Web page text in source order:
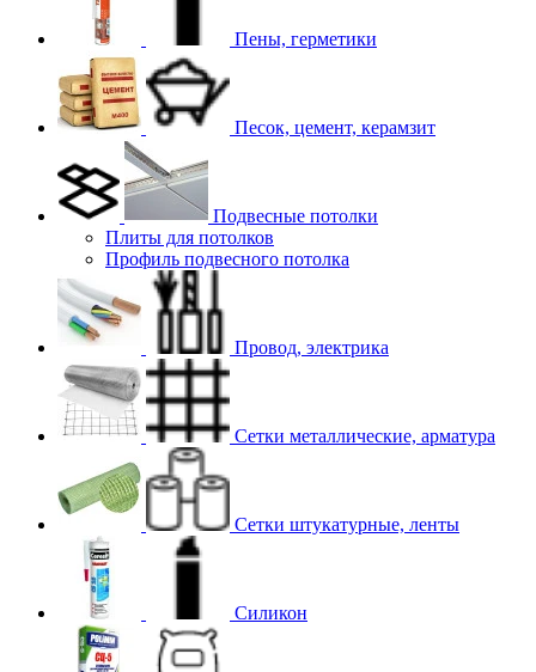
Пены, герметики
Песок, цемент, керамзит
Подвесные потолки
Плиты для потолков
Профиль подвесного потолка
Провод, электрика
Сетки металлические, арматура
Сетки штукатурные, ленты
Силикон